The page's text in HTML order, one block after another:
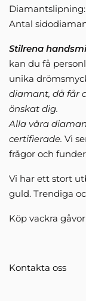
Antal
Stilrena
kan du få
unika
diamant, då får
önskat dig.
Alla våra
certifierade. Vi
frågor och
Vi har ett stort
guld. Trendiga
Köp vackra
Kontakta oss